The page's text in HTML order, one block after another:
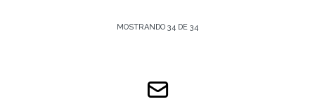
MOSTRANDO 34 DE 34